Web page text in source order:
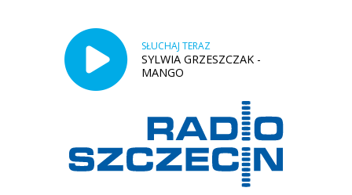
SŁUCHAJ TERAZ
SYLWIA GRZESZCZAK -
MANGO